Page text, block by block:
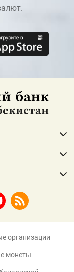
организации
монеты